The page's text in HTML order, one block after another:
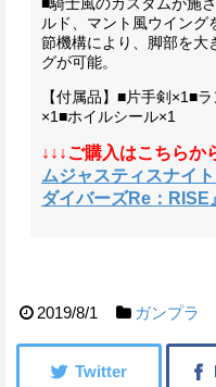
ルド、マント風ウイング
節機構により、脚部を大
グが可能。
【付属品】 ■片手剣×1■ラ
×1■ホイルシール×1
↓↓↓ご購入はこちらか
ムジャスティスナイ
ダイバーズRe：RISE
2019/8/1 ガンプラ